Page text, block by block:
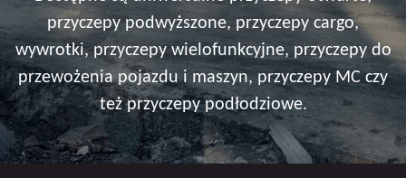
przyczepy podwyższone, przyczepy cargo,
wywrotki, przyczepy wielofunkcyjne, przyczepy do
przewożenia pojazdu i maszyn, przyczepy MC czy
też przyczepy podłodziowe.